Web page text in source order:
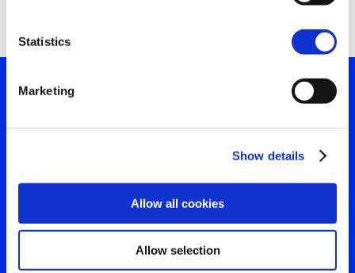
Statistics
Marketing
Show details
Allow all cookies
Allow selection
Sua janela para o que o
mundo está vendo
Entre em contato para uma
visão clara da sua